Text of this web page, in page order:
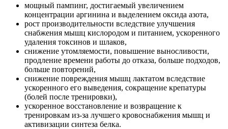
мощный пампинг, достигаемый увеличением
концентрации аргинина и выделением оксида азота,
рост производительности вследствие улучшения
снабжения мышц кислородом и питанием, ускоренного
удаления токсинов и шлаков,
снижение утомляемости, повышение выносливости,
продление времени работы до отказа, больше подходов,
больше повторений,
снижение повреждения мышц лактатом вследствие
ускоренного его выведения, сокращение крепатуры
(болей после тренировки),
ускоренное восстановление и возвращение к
тренировкам из-за лучшего кровоснабжения мышц и
активизации синтеза белка.